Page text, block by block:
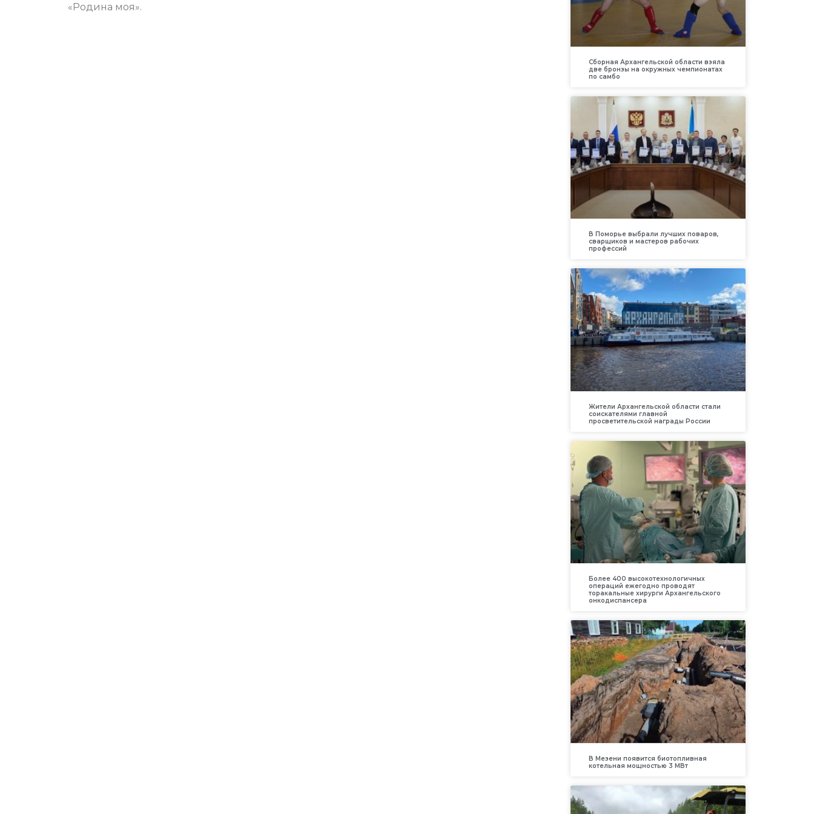
«Родина моя».
Сборная Архангельской области взяла
две бронзы на окружных чемпионатах
по самбо
В Поморье выбрали лучших поваров,
сварщиков и мастеров рабочих
профессий
Жители Архангельской области стали
соискателями главной
просветительской награды России
Более 400 высокотехнологичных
операций ежегодно проводят
торакальные хирурги Архангельского
онкодиспансера
В Мезени появится биотопливная
котельная мощностью 3 МВт